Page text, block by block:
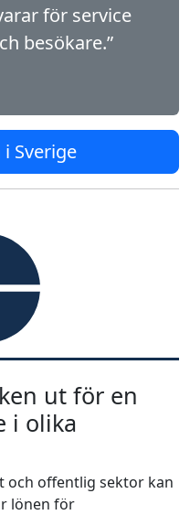
för service
besökare.”
Sverige
ut för en
i olika
och offentlig sektor kan
lönen för